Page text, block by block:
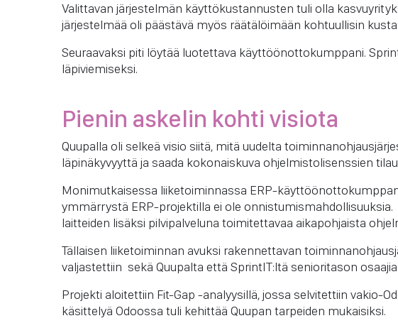
Valittavan järjestelmän käyttökustannusten tuli olla
järjestelmää oli päästävä myös räätälöimään kohtuullisin
Seuraavaksi piti löytää luotettava käyttöönottokumppani.
läpiviemiseksi.
Pienin askelin kohti visiota
Quupalla oli selkeä visio siitä, mitä uudelta
läpinäkyvyyttä ja saada kokonaiskuva ohjelmistolisenssien
Monimutkaisessa liiketoiminnassa ERP-
ymmärrystä ERP-projektilla ei ole
laitteiden lisäksi pilvipalveluna toimitettavaa aikapohjaista
Tällaisen liiketoiminnan avuksi rakennettavan
valjastettiin sekä Quupalta että SprintIT:ltä senioritason osaajia.
Projekti aloitettiin Fit-Gap -analyysillä, jossa selvitettiin vakio-
käsittelyä Odoossa tuli kehittää Quupan tarpeiden mukaisiksi.